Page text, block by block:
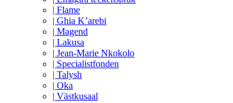
| Flame
| Ghia K’arebi
| Magend
| Lakusa
| Jean-Marie Nkokolo
| Specialistfonden
| Talysh
| Oka
| Västkusaal